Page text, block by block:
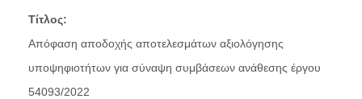
Τίτλος:
Απόφαση αποδοχής αποτελεσμάτων αξιολόγησης
υποψηφιοτήτων για σύναψη συμβάσεων ανάθεσης έργου
54093/2022